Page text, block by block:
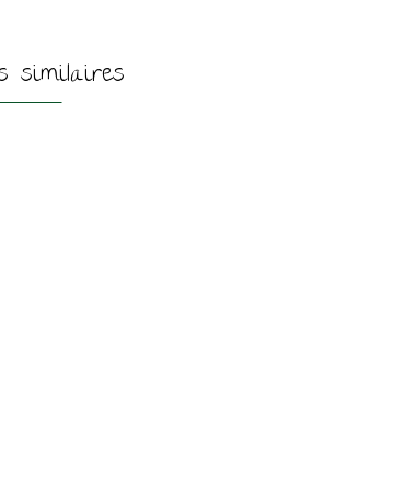
similaires